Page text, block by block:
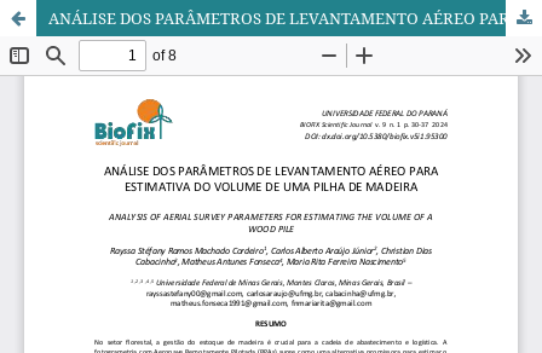
ANÁLISE DOS PARÂMETROS DE LEVANTAMENTO AÉREO PARA ESTIMATIVA DO VOLUME DE UMA PILHA DE MADEIRA